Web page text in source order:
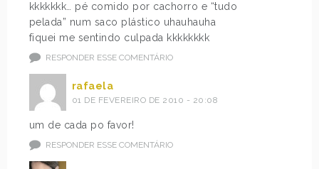
kkkkkkk… pé comido por cachorro e “tudo
pelada” num saco plástico uhauhauha
fiquei me sentindo culpada kkkkkkkk
RESPONDER ESSE COMENTÁRIO
rafaela
01 DE FEVEREIRO DE 2010 - 20:08
um de cada po favor!
RESPONDER ESSE COMENTÁRIO